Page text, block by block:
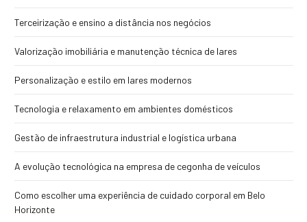
Terceirização e ensino a distância nos negócios
Valorização imobiliária e manutenção técnica de lares
Personalização e estilo em lares modernos
Tecnologia e relaxamento em ambientes domésticos
Gestão de infraestrutura industrial e logística urbana
A evolução tecnológica na empresa de cegonha de veículos
Como escolher uma experiência de cuidado corporal em Belo
Horizonte